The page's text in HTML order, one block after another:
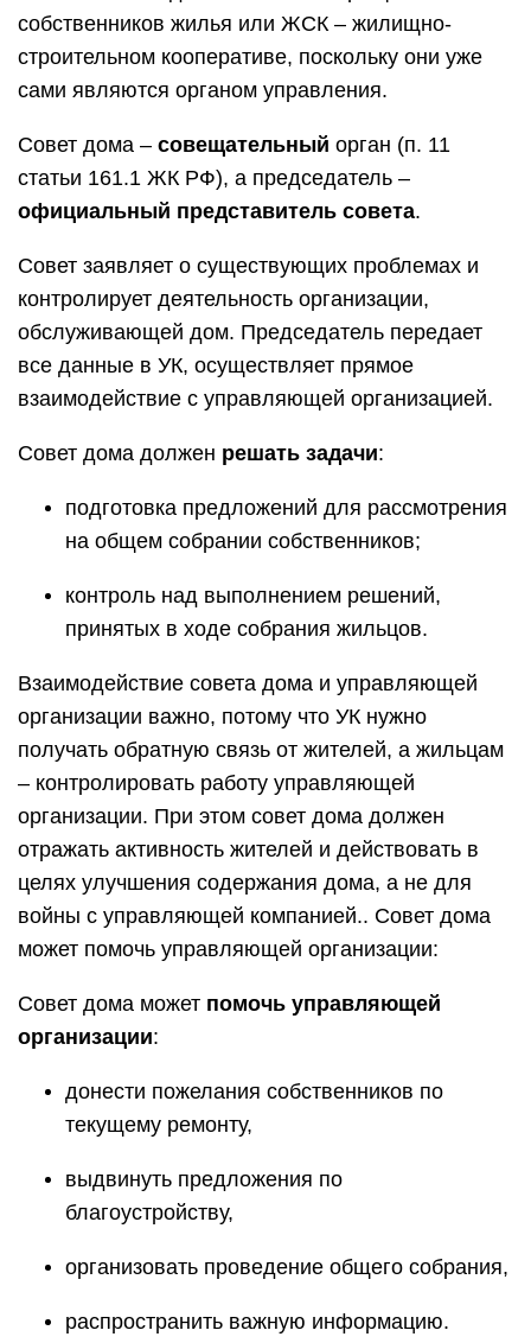
собственников жилья или ЖСК – жилищно-
строительном кооперативе, поскольку они уже
сами являются органом управления.
Совет дома – совещательный орган (п. 11
статьи 161.1 ЖК РФ), а председатель –
официальный представитель совета.
Совет заявляет о существующих проблемах и
контролирует деятельность организации,
обслуживающей дом. Председатель передает
все данные в УК, осуществляет прямое
взаимодействие с управляющей организацией.
Совет дома должен решать задачи:
подготовка предложений для рассмотрения
на общем собрании собственников;
контроль над выполнением решений,
принятых в ходе собрания жильцов.
Взаимодействие совета дома и управляющей
организации важно, потому что УК нужно
получать обратную связь от жителей, а жильцам
– контролировать работу управляющей
организации. При этом совет дома должен
отражать активность жителей и действовать в
целях улучшения содержания дома, а не для
войны с управляющей компанией.. Совет дома
может помочь управляющей организации:
Совет дома может помочь управляющей
организации:
донести пожелания собственников по
текущему ремонту,
выдвинуть предложения по
благоустройству,
организовать проведение общего собрания,
распространить важную информацию.